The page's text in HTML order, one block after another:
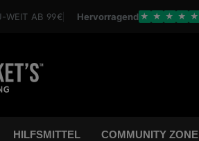
WEIT AB 99€ Hervorragend ★ ★ ★ ★ ★
HILFSMITTEL COMMUNITY ZONE